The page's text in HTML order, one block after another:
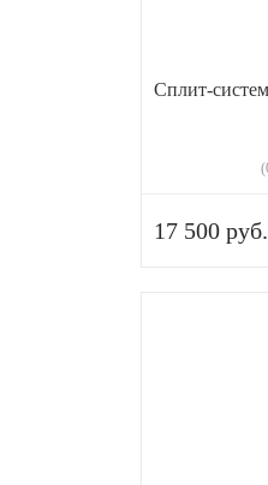
Сплит-
17 500 руб.